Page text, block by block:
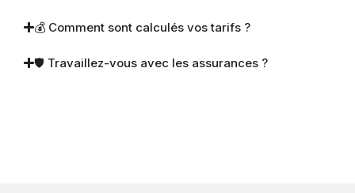
💰 Comment sont calculés vos tarifs ?
🛡 Travaillez-vous avec les assurances ?